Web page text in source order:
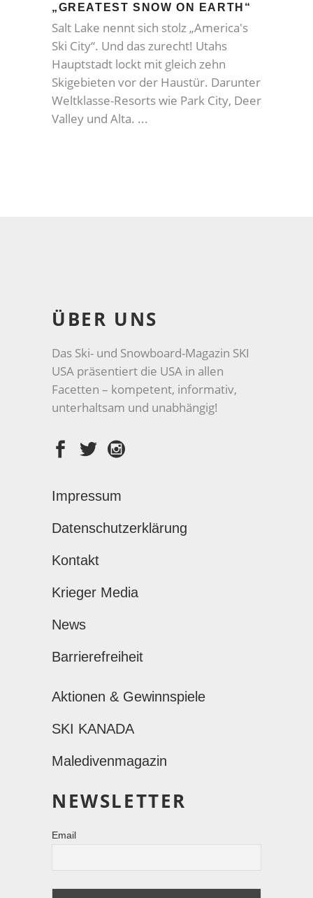
GREATEST SNOW ON EARTH“
Salt Lake nennt sich stolz „America's
Ski City“. Und das zurecht! Utahs
Hauptstadt lockt mit gleich zehn
Skigebieten vor der Haustür. Darunter
Weltklasse-Resorts wie Park City, Deer
Valley und Alta.
ÜBER UNS
Das Ski- und Snowboard-Magazin SKI
USA präsentiert die USA in allen
Facetten – kompetent, informativ,
unterhaltsam und unabhängig!
Impressum
Datenschutzerklärung
Kontakt
Krieger Media
News
Barrierefreiheit
Aktionen & Gewinnspiele
SKI KANADA
Maledivenmagazin
NEWSLETTER
Email